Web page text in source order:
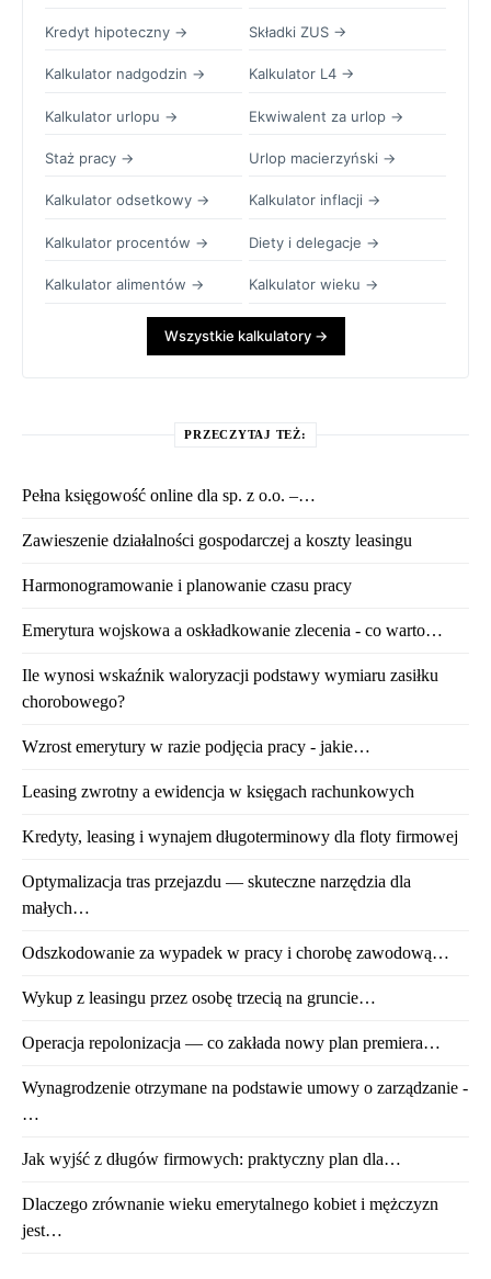
Kredyt hipoteczny → Składki ZUS →
Kalkulator nadgodzin → Kalkulator L4 →
Kalkulator urlopu → Ekwiwalent za urlop →
Staż pracy → Urlop macierzyński →
Kalkulator odsetkowy → Kalkulator inflacji →
Kalkulator procentów → Diety i delegacje →
Kalkulator alimentów → Kalkulator wieku →
Wszystkie kalkulatory →
PRZECZYTAJ TEŻ:
Pełna księgowość online dla sp. z o.o. –…
Zawieszenie działalności gospodarczej a koszty leasingu
Harmonogramowanie i planowanie czasu pracy
Emerytura wojskowa a oskładkowanie zlecenia - co warto…
Ile wynosi wskaźnik waloryzacji podstawy wymiaru zasiłku
chorobowego?
Wzrost emerytury w razie podjęcia pracy - jakie…
Leasing zwrotny a ewidencja w księgach rachunkowych
Kredyty, leasing i wynajem długoterminowy dla floty firmowej
Optymalizacja tras przejazdu — skuteczne narzędzia dla
małych…
Odszkodowanie za wypadek w pracy i chorobę zawodową…
Wykup z leasingu przez osobę trzecią na gruncie…
Operacja repolonizacja — co zakłada nowy plan premiera…
Wynagrodzenie otrzymane na podstawie umowy o zarządzanie -
…
Jak wyjść z długów firmowych: praktyczny plan dla…
Dlaczego zrównanie wieku emerytalnego kobiet i mężczyzn
jest…